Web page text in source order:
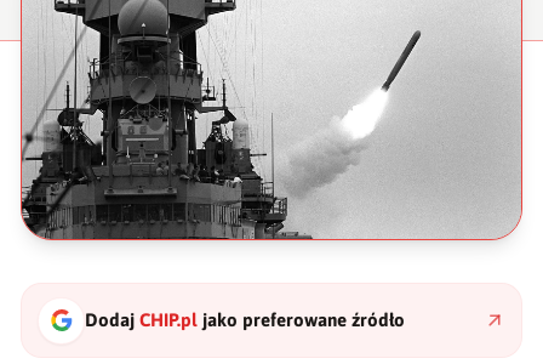
DodajCHIP.pl jako preferowane źródło